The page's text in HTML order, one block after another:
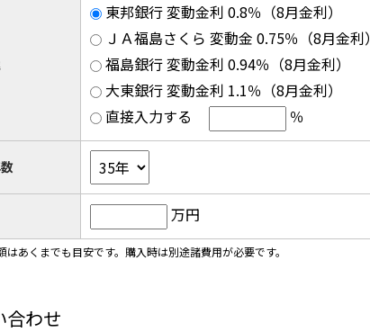
東邦銀行 変動金利 0.8％（8月金利）
ＪＡ福島さくら 変動金 0.75％（8月金利）
福島銀行 変動金利 0.94％（8月金利）
大東銀行 変動金利 1.1％（8月金利）
直接入力する
％
万円
あくまでも目安です。購入時は別途諸費用が必要です。
合わせ